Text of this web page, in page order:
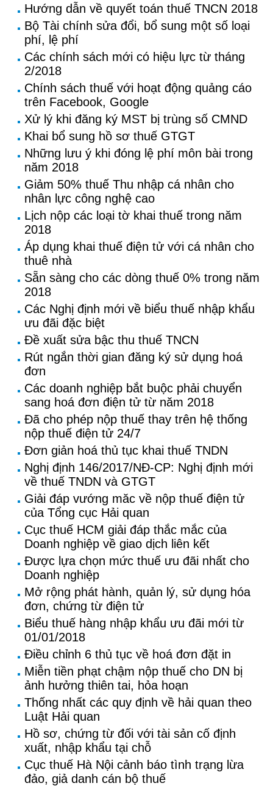
Hướng dẫn về quyết toán thuế TNCN 2018
Bộ Tài chính sửa đổi, bổ sung một số loại
phí, lệ phí
Các chính sách mới có hiệu lực từ tháng
2/2018
Chính sách thuế với hoạt động quảng cáo
trên Facebook, Google
Xử lý khi đăng ký MST bị trùng số CMND
Khai bổ sung hồ sơ thuế GTGT
Những lưu ý khi đóng lệ phí môn bài trong
năm 2018
Giảm 50% thuế Thu nhập cá nhân cho
nhân lực công nghệ cao
Lịch nộp các loại tờ khai thuế trong năm
2018
Áp dụng khai thuế điện tử với cá nhân cho
thuê nhà
Sẵn sàng cho các dòng thuế 0% trong năm
2018
Các Nghị định mới về biểu thuế nhập khẩu
ưu đãi đặc biệt
Đề xuất sửa bậc thu thuế TNCN
Rút ngắn thời gian đăng ký sử dụng hoá
đơn
Các doanh nghiệp bắt buộc phải chuyển
sang hoá đơn điện tử từ năm 2018
Đã cho phép nộp thuế thay trên hệ thống
nộp thuế điện tử 24/7
Đơn giản hoá thủ tục khai thuế TNDN
Nghị định 146/2017/NĐ-CP: Nghị định mới
về thuế TNDN và GTGT
Giải đáp vướng măc về nộp thuế điện tử
của Tổng cục Hải quan
Cục thuế HCM giải đáp thắc mắc của
Doanh nghiệp về giao dịch liên kết
Được lựa chọn mức thuế ưu đãi nhất cho
Doanh nghiệp
Mở rộng phát hành, quản lý, sử dụng hóa
đơn, chứng từ điện tử
Biểu thuế hàng nhập khẩu ưu đãi mới từ
01/01/2018
Điều chỉnh 6 thủ tục về hoá đơn đặt in
Miễn tiền phạt chậm nộp thuế cho DN bị
ảnh hưởng thiên tai, hỏa hoạn
Thống nhất các quy định về hải quan theo
Luật Hải quan
Hồ sơ, chứng từ đối với tài sản cố định
xuất, nhập khẩu tại chỗ
Cục thuế Hà Nội cảnh báo tình trạng lừa
đảo, giả danh cán bộ thuế